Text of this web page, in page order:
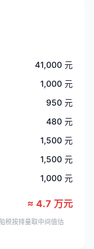
41,000 元
1,000 元
950 元
480 元
1,500 元
1,500 元
1,000 元
≈ 4.7 万元
税按排量取中间值估